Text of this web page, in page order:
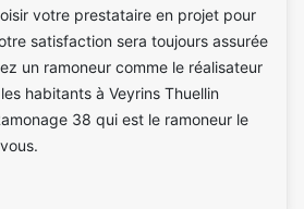
votre prestataire en projet pour
satisfaction sera toujours assurée
un ramoneur comme le réalisateur
habitants à Veyrins Thuellin
38 qui est le ramoneur le